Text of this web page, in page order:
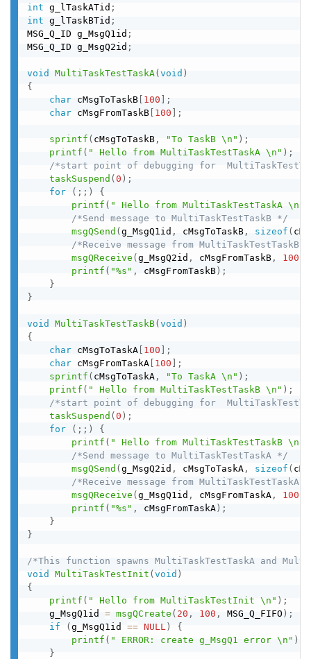
int g_lTaskATid ;
int g_lTaskBTid ;
MSG_Q_ID g_MsgQ1id ;
MSG_Q_ID g_MsgQ2id ;
void MultiTaskTestTaskA( void )
{
char cMsgToTaskB 100
;
char cMsgFromTaskB 100 ;
sprintf ( cMsgToTaskB , "To TaskB \n" ) ;
printf ( " Hello from MultiTaskTestTaskA \n" ) ;
/*start point of debugging for
taskSuspend ( 0 ) ;
for
( ; ; )
{
printf ( " Hello from MultiTaskTestTaskA \n"
/*Send message to MultiTaskTestTaskB */
msgQSend ( g_MsgQ1id , cMsgToTaskB , sizeof (
/*Receive message from MultiTaskTestTaskB
msgQReceive ( g_MsgQ2id , cMsgFromTaskB , 100
printf ( "%s" , cMsgFromTaskB ) ;
}
}
void MultiTaskTestTaskB( void )
{
char cMsgToTaskA 100
;
char cMsgFromTaskA 100
;
sprintf ( cMsgToTaskA , "To TaskA \n" ) ;
printf ( " Hello from MultiTaskTestTaskB \n" ) ;
/*start point of debugging for
taskSuspend ( 0 ) ;
for
( ; ; )
{
printf ( " Hello from MultiTaskTestTaskB \n"
/*Send message to MultiTaskTestTaskA */
msgQSend ( g_MsgQ2id , cMsgToTaskA , sizeof (
/*Receive message from MultiTaskTestTaskA
msgQReceive ( g_MsgQ1id , cMsgFromTaskA , 100
printf ( "%s" , cMsgFromTaskA ) ;
}
}
/*This function spawns MultiTaskTestTaskA and
void
MultiTaskTestInit ( void )
{
printf ( " Hello from MultiTaskTestInit \n" ) ;
    g_MsgQ1id
= msgQCreate ( 20 , 100 , MSG_Q_FIFO ) ;
if
( g_MsgQ1id == NULL )
{
printf ( " ERROR: create g_MsgQ1 error \n" )
}